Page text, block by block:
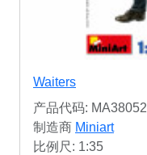
Waiters
产品代码: MA38052
制造商 Miniart
比例尺: 1:35